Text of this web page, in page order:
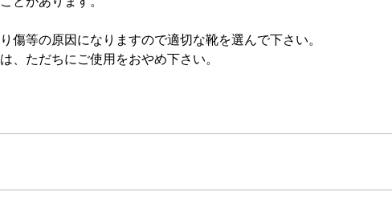
傷等の原因になりますので適切な靴を選んで下さい。
、ただちにご使用をおやめ下さい。